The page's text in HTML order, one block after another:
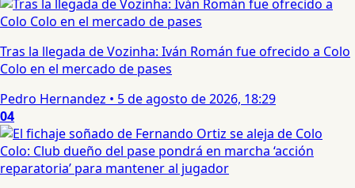
Tras la llegada de Vozinha: Iván Román fue ofrecido a Colo
Colo en el mercado de pases
Pedro Hernandez • 5 de agosto de 2026, 18:29
04